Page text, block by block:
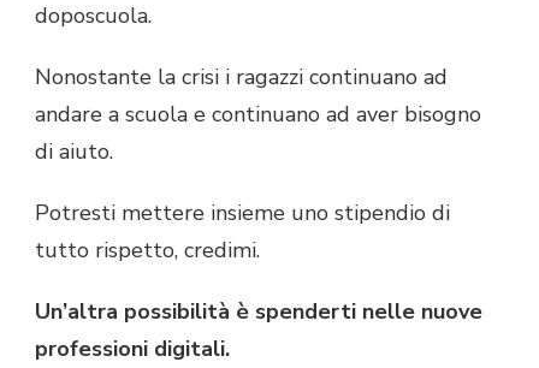
doposcuola.
Nonostante la crisi i ragazzi continuano ad
andare a scuola e continuano ad aver bisogno
di aiuto.
Potresti mettere insieme uno stipendio di
tutto rispetto, credimi.
Un’altra possibilità è spenderti nelle nuove
professioni digitali.